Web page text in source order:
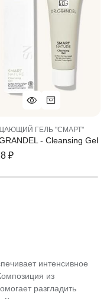
ГЕЛЬ "СМАРТ"
- Cleansing Gel
₽
интенсивное
из
разгладить